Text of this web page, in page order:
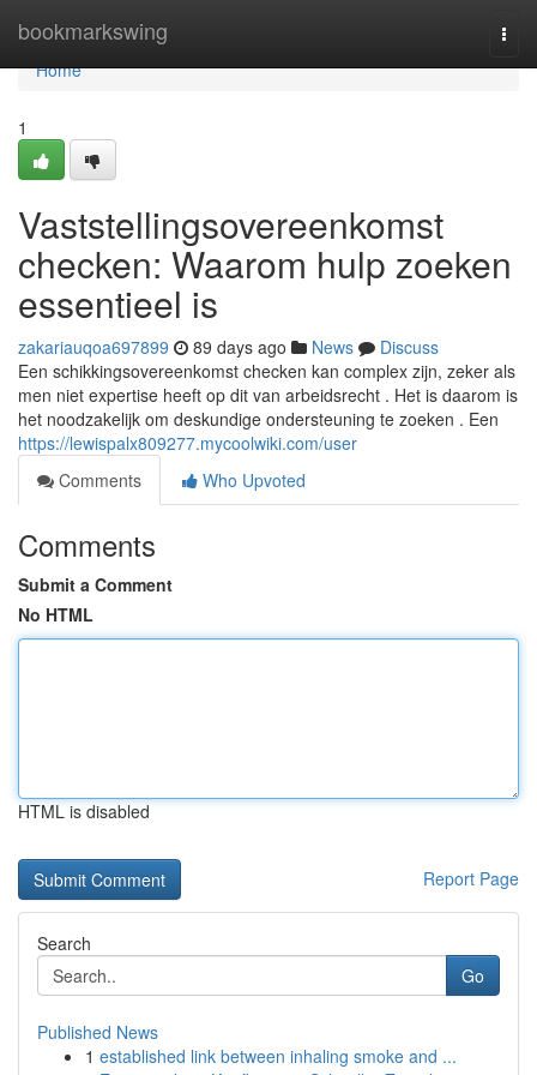
bookmarkswing
Home
Home
1
Vaststellingsovereenkomst
checken: Waarom hulp zoeken
essentieel is
zakariauqoa697899 89 days ago News
Discuss
Een schikkingsovereenkomst checken kan complex zijn, zeker als
men niet expertise heeft op dit van arbeidsrecht . Het is daarom is
het noodzakelijk om deskundige ondersteuning te zoeken . Een
https://lewispalx809277.mycoolwiki.com/user
Comments
Who Upvoted
Comments
Submit a Comment
No HTML
HTML is disabled
Report Page
Search
Go
Published News
1 established link between inhaling smoke and ...